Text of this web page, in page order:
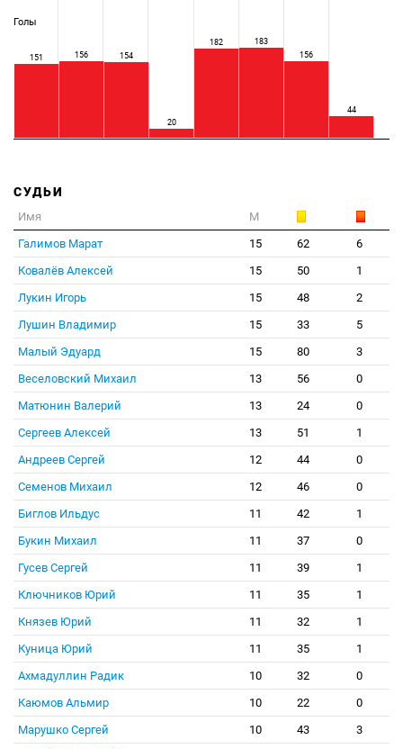
Голы
151 156 154
20
182
183
156
44
СУДЬИ
Имя
М
Галимов Марат
15 62
6
Ковалёв Алексей
15 50
1
Лукин Игорь
15 48
2
Лушин Владимир
15 33
5
Малый Эдуард
15 80
3
Веселовский Михаил
13 56
0
Матюнин Валерий
13 24
0
Сергеев Алексей
13 51
1
Андреев Сергей
12 44
0
Семенов Михаил
12 46
0
Биглов Ильдус
11 42
1
Букин Михаил
11 37
0
Гусев Сергей
11 39
1
Ключников Юрий
11 35
1
Князев Юрий
11 32
1
Куница Юрий
11 35
1
Ахмадуллин Радик
10 32
0
Каюмов Альмир
10 22
0
Марушко Сергей
10 43
3